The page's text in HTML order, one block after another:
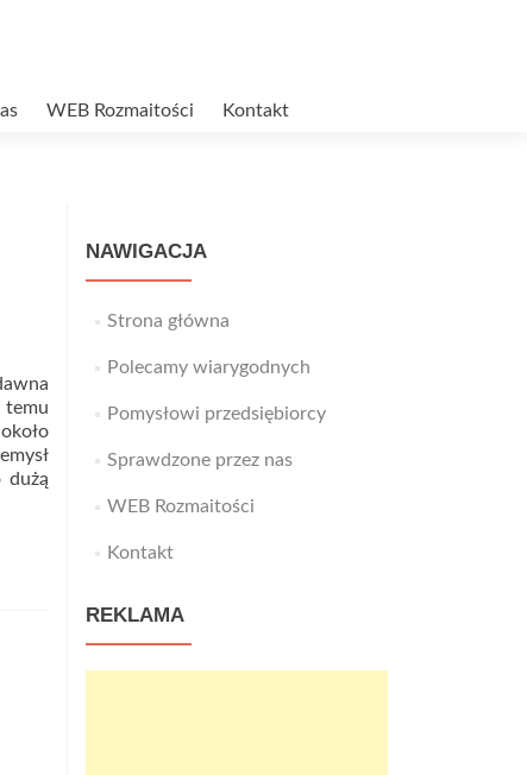
WEB Rozmaitości Kontakt
temu
dużą
NAWIGACJA
Strona główna
Polecamy wiarygodnych
Pomysłowi przedsiębiorcy
Sprawdzone przez nas
WEB Rozmaitości
Kontakt
REKLAMA